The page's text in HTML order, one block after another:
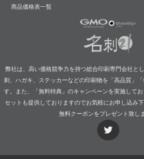
商品価格表一覧
弊社は、高い価格競争力を持つ総合印刷専門会社と
刺、ハガキ、ステッカーなどの印刷物を「高品質」
す。また、「無料特典」のキャンペーンを実施して
セットも提供しておりますのでお気軽にお申し込み
無料クーポンをプレゼント致し